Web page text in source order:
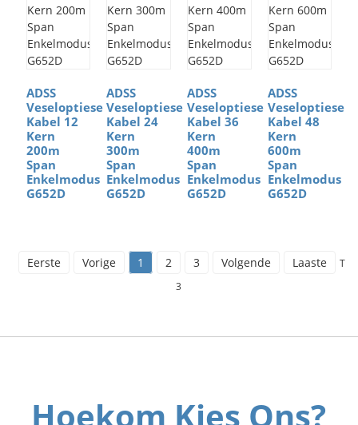
ADSS
Veseloptiese
Kabel 12
Kern
200m
Span
Enkelmodus
G652D
ADSS
Veseloptiese
Kabel 24
Kern
300m
Span
Enkelmodus
G652D
ADSS
Veseloptiese
Kabel 36
Kern
400m
Span
Enkelmodus
G652D
ADSS
Veseloptiese
Kabel 48
Kern
600m
Span
Enkelmodus
G652D
Eerste Vorige 1 2 3 Volgende Laaste
3
Hoekom Kies Ons?